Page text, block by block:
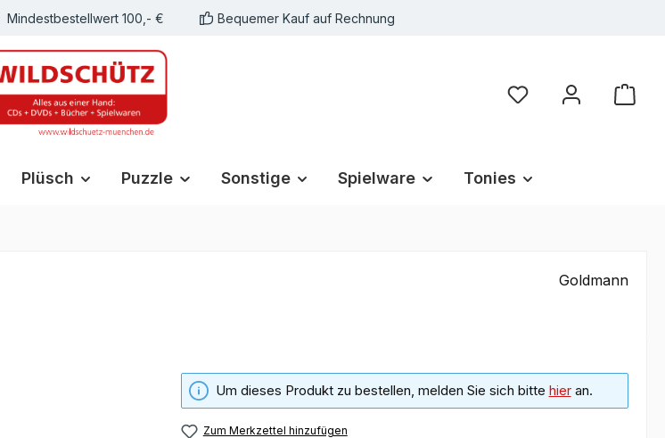
Mindestbestellwert 100,- € Bequemer Kauf auf Rechnung
Du hast 0 Produkte
Plüsch Puzzle Sonstige Spielware Tonies
Goldmann
Um dieses Produkt zu bestellen, melden Sie sich bitte hieran.
Zum Merkzettel hinzufügen